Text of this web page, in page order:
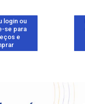
login ou
se para
e